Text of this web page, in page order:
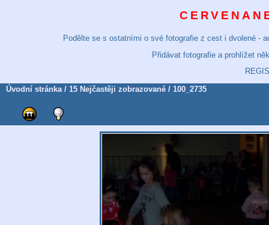
Podělte se s ostatními o své fotografie z cest i dvolené -
Přidávat fotografie a prohlížet
Úvodní stránka/ 15 Nejčastěji zobrazované / 100_2735